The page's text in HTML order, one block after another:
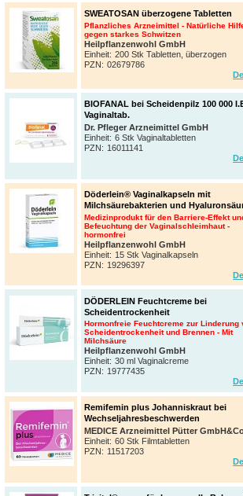
SWEATOSAN überzogene Tabletten
Pflanzliches Arzneimittel - Natürliche
gegen starkes Schwitzen
Heilpflanzenwohl GmbH
Einheit: 200 Stk Tabletten, überzogen
PZN: 02679786
BIOFANAL bei Scheidenpilz 100 000
Vaginaltab.
Dr. Pfleger Arzneimittel GmbH
Einheit: 6 Stk Vaginaltabletten
PZN: 16011141
Döderlein® Vaginalkapseln mit
Milchsäurebakterien und
Medizinprodukt für den Barriere-Effekt
Befeuchtung der Vaginalschleimhaut -
hormonfrei
Heilpflanzenwohl GmbH
Einheit: 15 Stk Vaginalkapseln
PZN: 19296397
DÖDERLEIN Feuchtcreme bei
Scheidentrockenheit
Hormonfreie Feuchtcreme zur Linderung
Scheidentrockenheit und Brennen - Mit
Milchsäure
Heilpflanzenwohl GmbH
Einheit: 30 ml Vaginalcreme
PZN: 19777435
Remifemin plus Johanniskraut bei
Wechseljahresbeschwerden
MEDICE Arzneimittel Pütter
Einheit: 60 Stk Filmtabletten
PZN: 11517203